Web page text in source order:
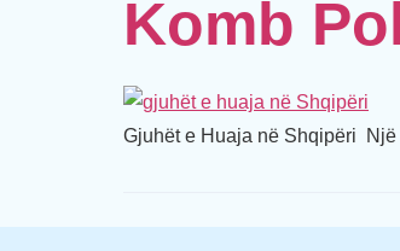
Komb
Gjuhët e Huaja në Shqipëri